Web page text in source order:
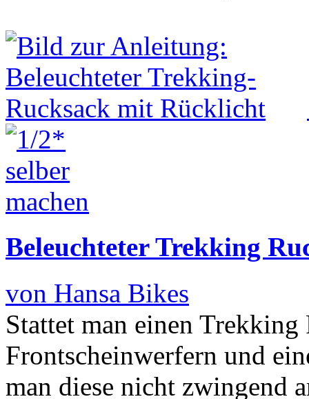
Beleuchteter Trekking
von Hansa Bikes
Stattet man einen
Frontscheinwerfern und
man diese nicht zwingend